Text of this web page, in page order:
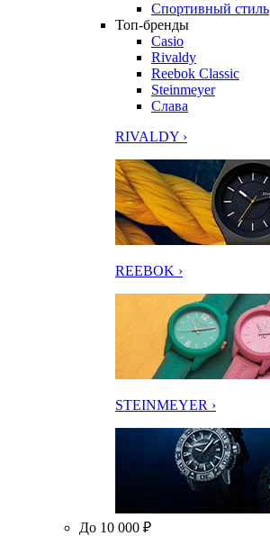
Спортивный стиль
Топ-бренды
Casio
Rivaldy
Reebok Classic
Steinmeyer
Слава
RIVALDY ›
REEBOK ›
STEINMEYER ›
До 10 000 ₽